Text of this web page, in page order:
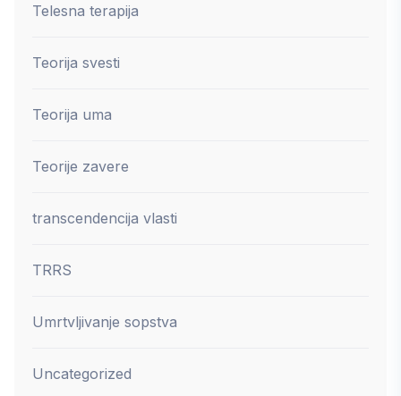
Telesna terapija
Teorija svesti
Teorija uma
Teorije zavere
transcendencija vlasti
TRRS
Umrtvljivanje sopstva
Uncategorized